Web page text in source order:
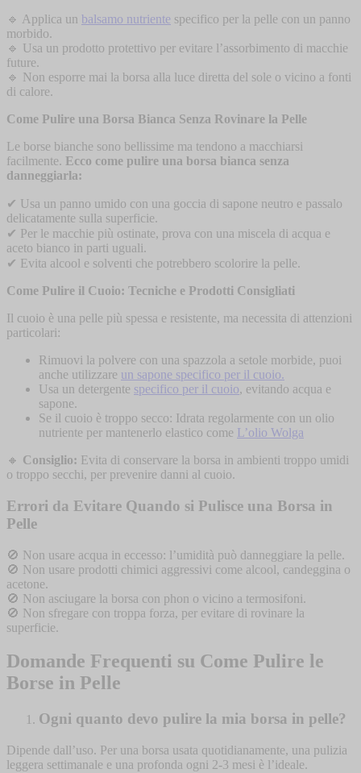
🔹 Applica un balsamo nutriente specifico per la pelle con un panno
morbido.
🔹 Usa un prodotto protettivo per evitare l’assorbimento di macchie
future.
🔹 Non esporre mai la borsa alla luce diretta del sole o vicino a fonti
di calore.
Come Pulire una Borsa Bianca Senza Rovinare la Pelle
Le borse bianche sono bellissime ma tendono a macchiarsi
facilmente. Ecco come pulire una borsa bianca senza
danneggiarla:
✔ Usa un panno umido con una goccia di sapone neutro e passalo
delicatamente sulla superficie.
✔ Per le macchie più ostinate, prova con una miscela di acqua e
aceto bianco in parti uguali.
✔ Evita alcool e solventi che potrebbero scolorire la pelle.
Come Pulire il Cuoio: Tecniche e Prodotti Consigliati
Il cuoio è una pelle più spessa e resistente, ma necessita di attenzioni
particolari:
Rimuovi la polvere con una spazzola a setole morbide, puoi
anche utilizzare un sapone specifico per il cuoio.
Usa un detergente specifico per il cuoio, evitando acqua e
sapone.
Se il cuoio è troppo secco: Idrata regolarmente con un olio
nutriente per mantenerlo elastico come L’olio Wolga
🔸 Consiglio: Evita di conservare la borsa in ambienti troppo umidi
o troppo secchi, per prevenire danni al cuoio.
Errori da Evitare Quando si Pulisce una Borsa in
Pelle
🚫 Non usare acqua in eccesso: l’umidità può danneggiare la pelle.
🚫 Non usare prodotti chimici aggressivi come alcool, candeggina o
acetone.
🚫 Non asciugare la borsa con phon o vicino a termosifoni.
🚫 Non sfregare con troppa forza, per evitare di rovinare la
superficie.
Domande Frequenti su Come Pulire le
Borse in Pelle
Ogni quanto devo pulire la mia borsa in pelle?
Dipende dall’uso. Per una borsa usata quotidianamente, una pulizia
leggera settimanale e una profonda ogni 2-3 mesi è l’ideale.